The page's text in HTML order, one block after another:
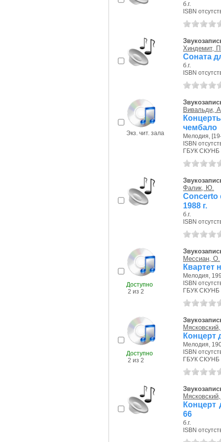
б.г.
ISBN
Хиндемит,
Соната
б.г.
ISBN
Экз. чит. зала
Вивальди,
чембало
Мелодия,
ISBN
ГБУК
Фалик, Ю.
Concerto
1988 г.
б.г.
ISBN
Доступно
2 из 2
Мессиан, О.
Квартет
Мелодия,
ISBN
ГБУК
Доступно
2 из 2
Концерт
Мелодия,
ISBN
ГБУК
Концерт
66
б.г.
ISBN